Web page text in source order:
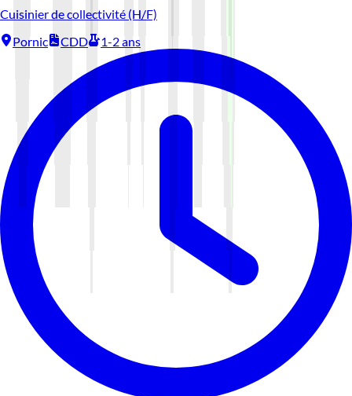
Cuisinier de collectivité (H/F)
Pornic
CDD 1-2 ans